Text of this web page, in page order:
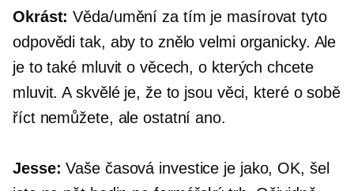
Okrást: Věda/umění za tím je masírovat tyto
odpovědi tak, aby to znělo velmi organicky. Ale
je to také mluvit o věcech, o kterých chcete
mluvit. A skvělé je, že to jsou věci, které o sobě
říct nemůžete, ale ostatní ano.
Jesse: Vaše časová investice je jako, OK, šel